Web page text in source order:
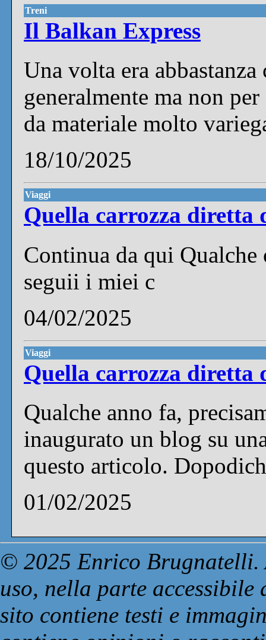
Treni
Il Balkan Express
Una volta era
generalmente ma non
da materiale molto
18/10/2025
Viaggi
Quella carrozza diretta
Continua da qui
seguii i miei c
04/02/2025
Viaggi
Quella carrozza diretta
Qualche anno fa,
inaugurato un blog su
questo articolo.
01/02/2025
© 2025 Enrico Brugnatelli.
uso, nella parte
sito contiene testi e